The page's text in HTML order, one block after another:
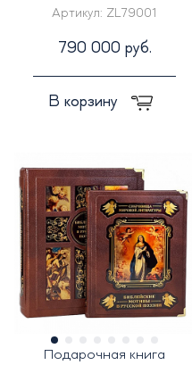
Артикул: ZL79001
790 000 руб.
В корзину
Подарочная книга